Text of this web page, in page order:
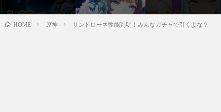
HOME 原神 サンドローネ性能判明！みんなガチャで引くよな？